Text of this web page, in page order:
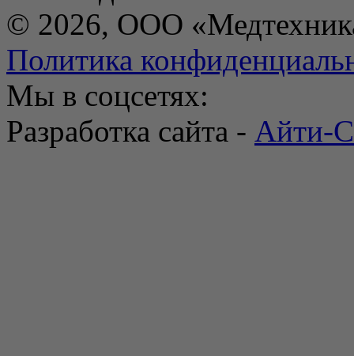
© 2026, ООО
Политика
Мы в соцсетях:
Разработка сайта - Айти-